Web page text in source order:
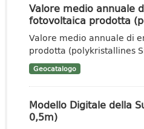
Valore medio annuale
fotovoltaica prodotta
Valore medio annuale di
prodotta (polykristallines
Geocatalogo
Modello Digitale della
0,5m)